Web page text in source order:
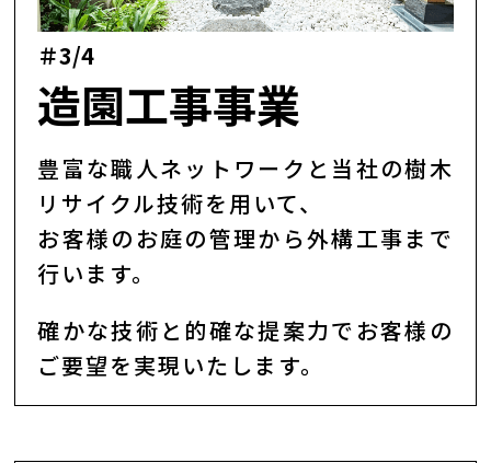
＃3/4
造園工事事業
豊富な職人ネットワークと当社の樹木
リサイクル技術を用いて、
お客様のお庭の管理から外構工事まで
行います。
確かな技術と的確な提案力でお客様の
ご要望を実現いたします。